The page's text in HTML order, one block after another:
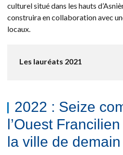
culturel situé dans les hauts
construira en collaboration avec
locaux.
Les lauréats 2021
2022 : Seize
l’Ouest
la ville de demain